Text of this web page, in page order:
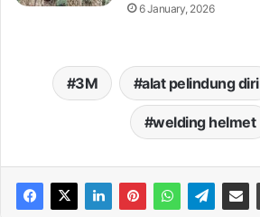
6 January, 2026
3M alat pelindung diri
welding helmet